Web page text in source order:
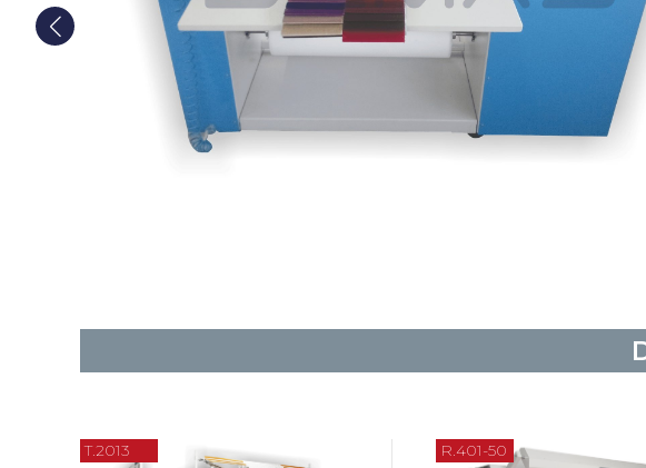
T.2013 R.401-50